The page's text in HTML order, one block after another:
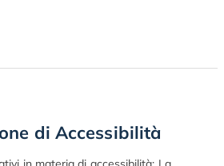
di Accessibilità